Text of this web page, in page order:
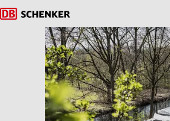
Tilbake til hjemmesiden